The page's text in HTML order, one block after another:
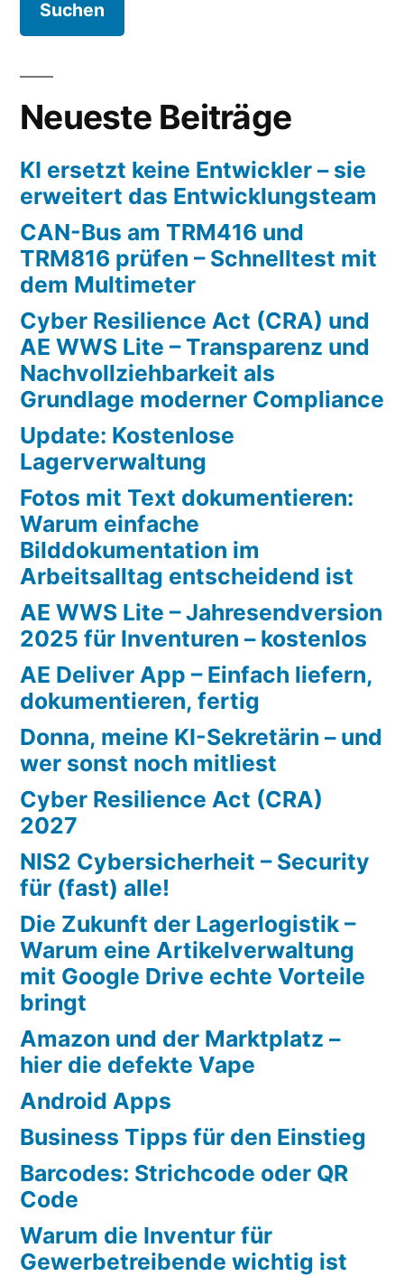
Neueste Beiträge
KI ersetzt keine Entwickler – sie
erweitert das Entwicklungsteam
CAN-Bus am TRM416 und
TRM816 prüfen – Schnelltest mit
dem Multimeter
Cyber Resilience Act (CRA) und
AE WWS Lite – Transparenz und
Nachvollziehbarkeit als
Grundlage moderner Compliance
Update: Kostenlose
Lagerverwaltung
Fotos mit Text dokumentieren:
Warum einfache
Bilddokumentation im
Arbeitsalltag entscheidend ist
AE WWS Lite – Jahresendversion
2025 für Inventuren – kostenlos
AE Deliver App – Einfach liefern,
dokumentieren, fertig
Donna, meine KI-Sekretärin – und
wer sonst noch mitliest
Cyber Resilience Act (CRA)
2027
NIS2 Cybersicherheit – Security
für (fast) alle!
Die Zukunft der Lagerlogistik –
Warum eine Artikelverwaltung
mit Google Drive echte Vorteile
bringt
Amazon und der Marktplatz –
hier die defekte Vape
Android Apps
Business Tipps für den Einstieg
Barcodes: Strichcode oder QR
Code
Warum die Inventur für
Gewerbetreibende wichtig ist